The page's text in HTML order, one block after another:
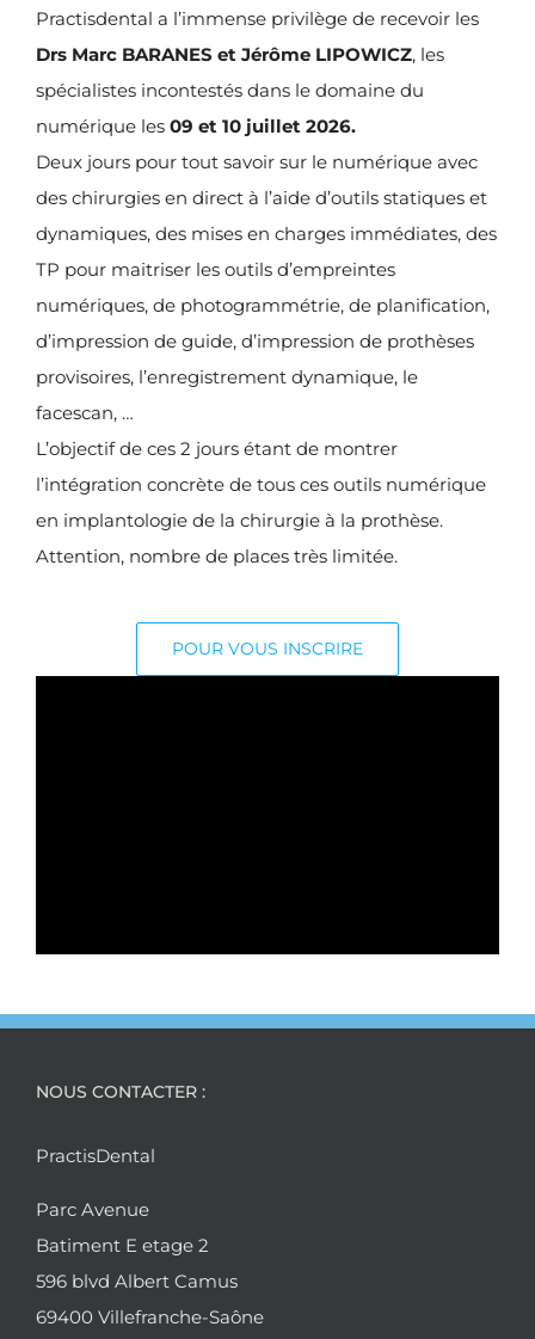
Practisdental a l’immense privilège de recevoir les
Drs Marc BARANES et Jérôme LIPOWICZ, les
spécialistes incontestés dans le domaine du
numérique les09 et 10 juillet 2026.
Deux jours pour tout savoir sur le numérique avec
des chirurgies en direct à l’aide d’outils statiques et
dynamiques, des mises en charges immédiates, des
TP pour maitriser les outils d’empreintes
numériques, de photogrammétrie, de planification,
d’impression de guide, d’impression de prothèses
provisoires, l’enregistrement dynamique, le
facescan, …
L’objectif de ces 2 jours étant de montrer
l’intégration concrète de tous ces outils numérique
en implantologie de la chirurgie à la prothèse.
Attention, nombre de places très limitée.
POUR VOUS INSCRIRE
NOUS CONTACTER :
PractisDental
Parc Avenue
Batiment E etage 2
596 blvd Albert Camus
69400 Villefranche-Saône